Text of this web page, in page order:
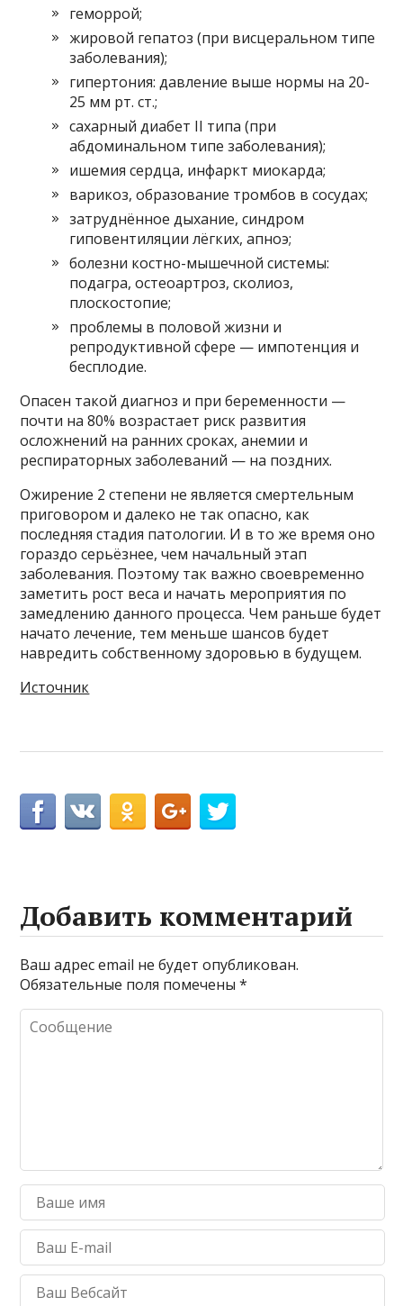
геморрой;
жировой гепатоз (при висцеральном типе
заболевания);
гипертония: давление выше нормы на 20-
25 мм рт. ст.;
сахарный диабет II типа (при
абдоминальном типе заболевания);
ишемия сердца, инфаркт миокарда;
варикоз, образование тромбов в сосудах;
затруднённое дыхание, синдром
гиповентиляции лёгких, апноэ;
болезни костно-мышечной системы:
подагра, остеоартроз, сколиоз,
плоскостопие;
проблемы в половой жизни и
репродуктивной сфере — импотенция и
бесплодие.
Опасен такой диагноз и при беременности —
почти на 80% возрастает риск развития
осложнений на ранних сроках, анемии и
респираторных заболеваний — на поздних.
Ожирение 2 степени не является смертельным
приговором и далеко не так опасно, как
последняя стадия патологии. И в то же время оно
гораздо серьёзнее, чем начальный этап
заболевания. Поэтому так важно своевременно
заметить рост веса и начать мероприятия по
замедлению данного процесса. Чем раньше будет
начато лечение, тем меньше шансов будет
навредить собственному здоровью в будущем.
Источник
Добавить комментарий
Ваш адрес email не будет опубликован.
Обязательные поля помечены*